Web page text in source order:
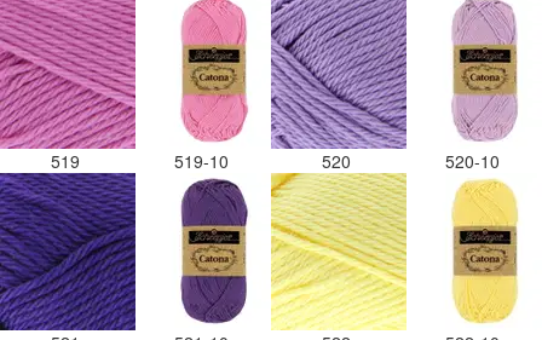
519 519-10 520 520-10